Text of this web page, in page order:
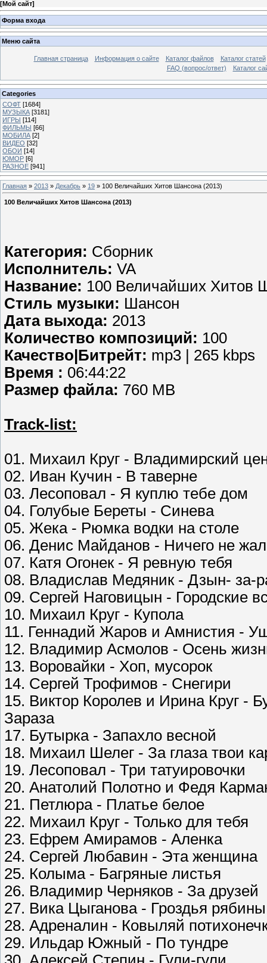
[Мой сайт]
Форма входа
Меню сайта
Главная страница Информация о сайте Каталог файлов
Каталог статей
FAQ (вопрос/ответ)
Каталог
Categories
СОФТ [1684]
МУЗЫКА [3181]
ИГРЫ [114]
ФИЛЬМЫ [66]
МОБИЛА [2]
ВИДЕО [32]
ОБОИ [14]
ЮМОР [6]
РАЗНОЕ [941]
Главная » 2013 » Декабрь » 19 » 100 Величайших Хитов Шансона (2013)
100 Величайших Хитов Шансона (2013)
Категория: Сборник
Исполнитель: VA
Название: 100 Величайших Хитов
Стиль музыки: Шансон
Дата выхода: 2013
Количество композиций: 100
Качество|Битрейт: mp3 | 265 kbps
Время : 06:44:22
Размер файла: 760 MB
Track-list:
01. Михаил Круг - Владимирский
02. Иван Кучин - В таверне
03. Лесоповал - Я куплю тебе дом
04. Голубые Береты - Синева
05. Жека - Рюмка водки на столе
06. Денис Майданов - Ничего не
07. Катя Огонек - Я ревную тебя
08. Владислав Медяник - Дзын- за-
09. Сергей Наговицын - Городские
10. Михаил Круг - Купола
11. Геннадий Жаров и Амнистия -
12. Владимир Асмолов - Осень
13. Воровайки - Хоп, мусорок
14. Сергей Трофимов - Снегири
15. Виктор Королев и Ирина Круг -
Зараза
17. Бутырка - Запахло весной
18. Михаил Шелег - За глаза твои
19. Лесоповал - Три татуировочки
20. Анатолий Полотно и Федя
21. Петлюра - Платье белое
22. Михаил Круг - Только для тебя
23. Ефрем Амирамов - Аленка
24. Сергей Любавин - Эта женщина
25. Колыма - Багряные листья
26. Владимир Черняков - За друзей
27. Вика Цыганова - Гроздья рябины
28. Адреналин - Ковыляй
29. Ильдар Южный - По тундре